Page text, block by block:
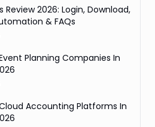
2026: Login, Download,
& FAQs
Planning Companies In
Accounting Platforms In